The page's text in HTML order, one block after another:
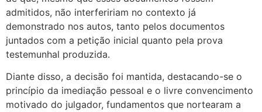
admitidos, não interfeririam no contexto já
demonstrado nos autos, tanto pelos documentos
juntados com a petição inicial quanto pela prova
testemunhal produzida.
Diante disso, a decisão foi mantida, destacando-se o
princípio da imediação pessoal e o livre convencimento
motivado do julgador, fundamentos que nortearam a